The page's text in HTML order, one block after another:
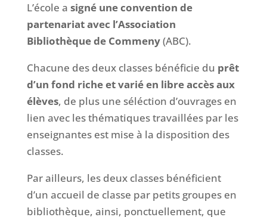
L’école a signé une convention de
partenariat avec l’Association
Bibliothèque de Commeny(ABC).
Chacune des deux classes bénéficie du prêt
d’un fond riche et varié en libre accès aux
élèves, de plus une séléction d’ouvrages en
lien avec les thématiques travaillées par les
enseignantes est mise à la disposition des
classes.
Par ailleurs, les deux classes bénéficient
d’un accueil de classe par petits groupes en
bibliothèque, ainsi, ponctuellement, que